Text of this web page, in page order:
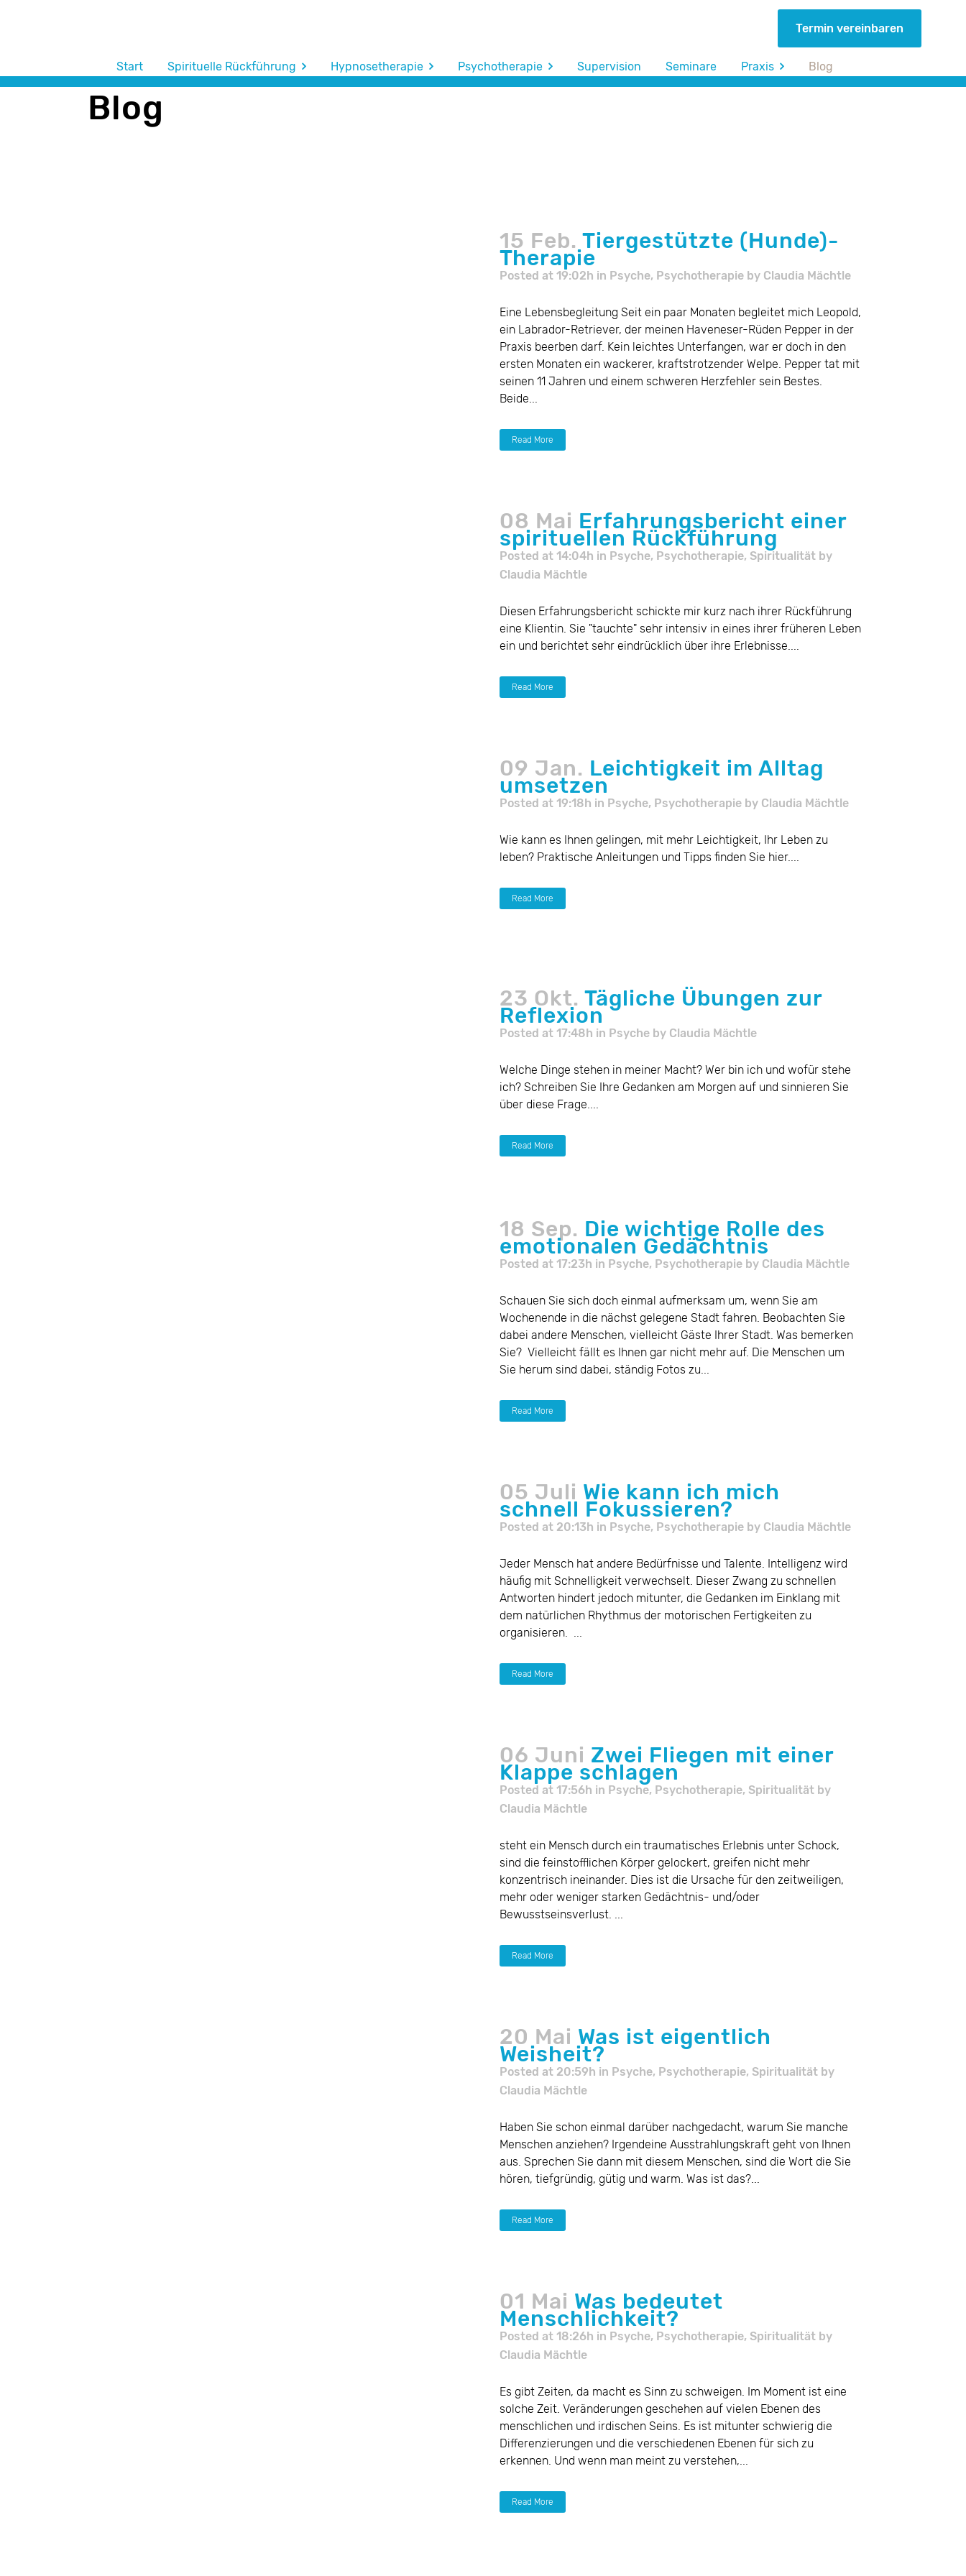
Termin vereinbaren
Start Spirituelle Rückführung Hypnosetherapie Psychotherapie Supervision Seminare Praxis Blog
Blog
15 Feb. Tiergestützte (Hunde)-
Therapie
Posted at 19:02h in Psyche, Psychotherapie by Claudia Mächtle
Eine Lebensbegleitung Seit ein paar Monaten begleitet mich Leopold,
ein Labrador-Retriever, der meinen Haveneser-Rüden Pepper in der
Praxis beerben darf. Kein leichtes Unterfangen, war er doch in den
ersten Monaten ein wackerer, kraftstrotzender Welpe. Pepper tat mit
seinen 11 Jahren und einem schweren Herzfehler sein Bestes.
Beide...
Read More
08 Mai Erfahrungsbericht einer
spirituellen Rückführung
Posted at 14:04h in Psyche, Psychotherapie, Spiritualität by
Claudia Mächtle
Diesen Erfahrungsbericht schickte mir kurz nach ihrer Rückführung
eine Klientin. Sie "tauchte" sehr intensiv in eines ihrer früheren Leben
ein und berichtet sehr eindrücklich über ihre Erlebnisse....
Read More
09 Jan. Leichtigkeit im Alltag
umsetzen
Posted at 19:18h in Psyche, Psychotherapie by Claudia Mächtle
Wie kann es Ihnen gelingen, mit mehr Leichtigkeit, Ihr Leben zu
leben? Praktische Anleitungen und Tipps finden Sie hier....
Read More
23 Okt. Tägliche Übungen zur
Reflexion
Posted at 17:48h in Psyche by Claudia Mächtle
Welche Dinge stehen in meiner Macht? Wer bin ich und wofür stehe
ich? Schreiben Sie Ihre Gedanken am Morgen auf und sinnieren Sie
über diese Frage....
Read More
18 Sep. Die wichtige Rolle des
emotionalen Gedächtnis
Posted at 17:23h in Psyche, Psychotherapie by Claudia Mächtle
Schauen Sie sich doch einmal aufmerksam um, wenn Sie am
Wochenende in die nächst gelegene Stadt fahren. Beobachten Sie
dabei andere Menschen, vielleicht Gäste Ihrer Stadt. Was bemerken
Sie? Vielleicht fällt es Ihnen gar nicht mehr auf. Die Menschen um
Sie herum sind dabei, ständig Fotos zu...
Read More
05 Juli Wie kann ich mich
schnell Fokussieren?
Posted at 20:13h in Psyche, Psychotherapie by Claudia Mächtle
Jeder Mensch hat andere Bedürfnisse und Talente. Intelligenz wird
häufig mit Schnelligkeit verwechselt. Dieser Zwang zu schnellen
Antworten hindert jedoch mitunter, die Gedanken im Einklang mit
dem natürlichen Rhythmus der motorischen Fertigkeiten zu
organisieren. ...
Read More
06 Juni Zwei Fliegen mit einer
Klappe schlagen
Posted at 17:56h in Psyche, Psychotherapie, Spiritualität by
Claudia Mächtle
steht ein Mensch durch ein traumatisches Erlebnis unter Schock,
sind die feinstofflichen Körper gelockert, greifen nicht mehr
konzentrisch ineinander. Dies ist die Ursache für den zeitweiligen,
mehr oder weniger starken Gedächtnis- und/oder
Bewusstseinsverlust. ...
Read More
20 Mai Was ist eigentlich
Weisheit?
Posted at 20:59h in Psyche, Psychotherapie, Spiritualität by
Claudia Mächtle
Haben Sie schon einmal darüber nachgedacht, warum Sie manche
Menschen anziehen? Irgendeine Ausstrahlungskraft geht von Ihnen
aus. Sprechen Sie dann mit diesem Menschen, sind die Wort die Sie
hören, tiefgründig, gütig und warm. Was ist das?...
Read More
01 Mai Was bedeutet
Menschlichkeit?
Posted at 18:26h in Psyche, Psychotherapie, Spiritualität by
Claudia Mächtle
Es gibt Zeiten, da macht es Sinn zu schweigen. Im Moment ist eine
solche Zeit. Veränderungen geschehen auf vielen Ebenen des
menschlichen und irdischen Seins. Es ist mitunter schwierig die
Differenzierungen und die verschiedenen Ebenen für sich zu
erkennen. Und wenn man meint zu verstehen,...
Read More